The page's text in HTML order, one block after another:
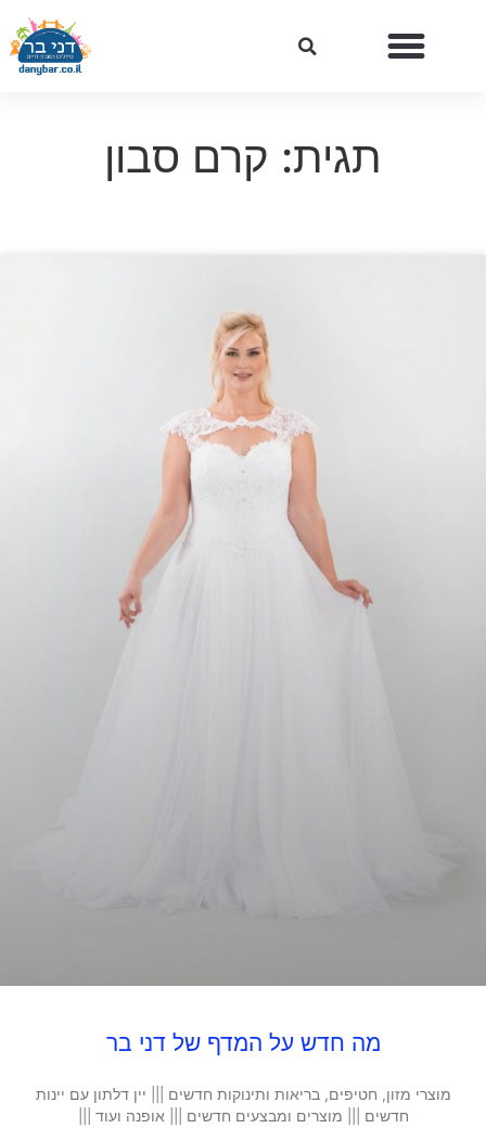
תגית: קרם סבון
מה חדש על המדף של דני בר
מוצרי מזון, חטיפים, בריאות ותינוקות חדשים ||| יין דלתון עם יינות
חדשים ||| מוצרים ומבצעים חדשים ||| אופנה ועוד |||